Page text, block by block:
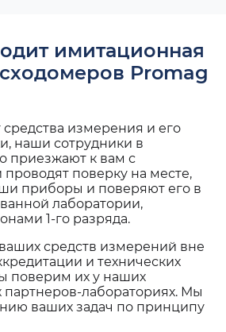
имитационная
Promag
измерения и его
наши сотрудники в
приезжают к вам с
поверку на месте,
приборы и поверяют его в
лаборатории,
1-го разряда.
средств измерений вне
и технических
поверим их у наших
партнеров-лабораториях. Мы
ваших задач по принципу